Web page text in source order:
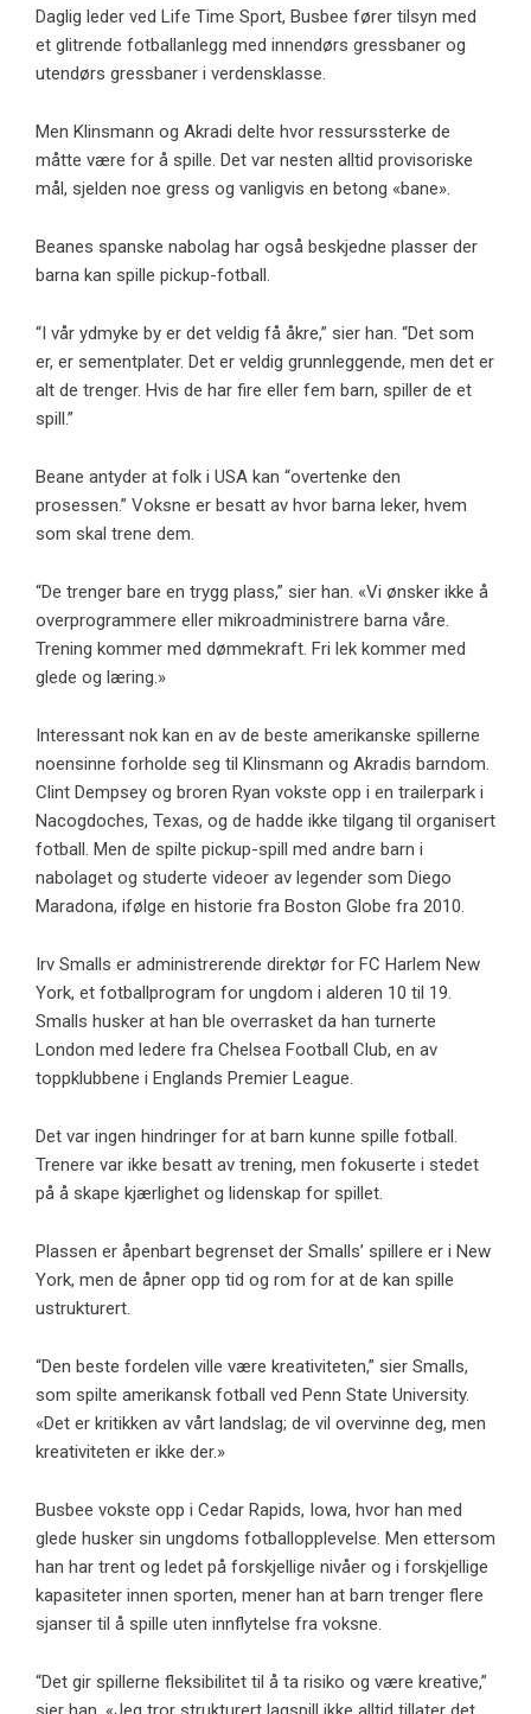
Daglig leder ved Life Time Sport, Busbee fører tilsyn med
et glitrende fotballanlegg med innendørs gressbaner og
utendørs gressbaner i verdensklasse.
Men Klinsmann og Akradi delte hvor ressurssterke de
måtte være for å spille. Det var nesten alltid provisoriske
mål, sjelden noe gress og vanligvis en betong «bane».
Beanes spanske nabolag har også beskjedne plasser der
barna kan spille pickup-fotball.
“I vår ydmyke by er det veldig få åkre,” sier han. “Det som
er, er sementplater. Det er veldig grunnleggende, men det er
alt de trenger. Hvis de har fire eller fem barn, spiller de et
spill.”
Beane antyder at folk i USA kan “overtenke den
prosessen.” Voksne er besatt av hvor barna leker, hvem
som skal trene dem.
“De trenger bare en trygg plass,” sier han. «Vi ønsker ikke å
overprogrammere eller mikroadministrere barna våre.
Trening kommer med dømmekraft. Fri lek kommer med
glede og læring.»
Interessant nok kan en av de beste amerikanske spillerne
noensinne forholde seg til Klinsmann og Akradis barndom.
Clint Dempsey og broren Ryan vokste opp i en trailerpark i
Nacogdoches, Texas, og de hadde ikke tilgang til organisert
fotball. Men de spilte pickup-spill med andre barn i
nabolaget og studerte videoer av legender som Diego
Maradona, ifølge en historie fra Boston Globe fra 2010.
Irv Smalls er administrerende direktør for FC Harlem New
York, et fotballprogram for ungdom i alderen 10 til 19.
Smalls husker at han ble overrasket da han turnerte
London med ledere fra Chelsea Football Club, en av
toppklubbene i Englands Premier League.
Det var ingen hindringer for at barn kunne spille fotball.
Trenere var ikke besatt av trening, men fokuserte i stedet
på å skape kjærlighet og lidenskap for spillet.
Plassen er åpenbart begrenset der Smalls’ spillere er i New
York, men de åpner opp tid og rom for at de kan spille
ustrukturert.
“Den beste fordelen ville være kreativiteten,” sier Smalls,
som spilte amerikansk fotball ved Penn State University.
«Det er kritikken av vårt landslag; de vil overvinne deg, men
kreativiteten er ikke der.»
Busbee vokste opp i Cedar Rapids, Iowa, hvor han med
glede husker sin ungdoms fotballopplevelse. Men ettersom
han har trent og ledet på forskjellige nivåer og i forskjellige
kapasiteter innen sporten, mener han at barn trenger flere
sjanser til å spille uten innflytelse fra voksne.
“Det gir spillerne fleksibilitet til å ta risiko og være kreative,”